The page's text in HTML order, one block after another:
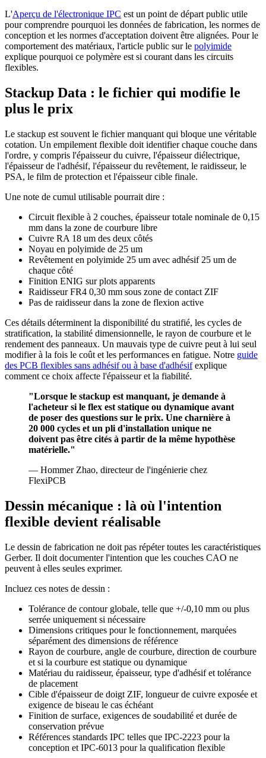
L'Aperçu de l'électronique IPC est un point de départ public utile
pour comprendre pourquoi les données de fabrication, les normes de
conception et les normes d'acceptation doivent être alignées. Pour le
comportement des matériaux, l'article public sur le polyimide
explique pourquoi ce polymère est si courant dans les circuits
flexibles.
Stackup Data : le fichier qui modifie le
plus le prix
Le stackup est souvent le fichier manquant qui bloque une véritable
cotation. Un empilement flexible doit identifier chaque couche dans
l'ordre, y compris l'épaisseur du cuivre, l'épaisseur diélectrique,
l'épaisseur de l'adhésif, l'épaisseur du revêtement, le raidisseur, le
PSA, le film de protection et l'épaisseur cible finale.
Une note de cumul utilisable pourrait dire :
Circuit flexible à 2 couches, épaisseur totale nominale de 0,15
mm dans la zone de courbure libre
Cuivre RA 18 um des deux côtés
Noyau en polyimide de 25 um
Revêtement en polyimide 25 um avec adhésif 25 um de
chaque côté
Finition ENIG sur plots apparents
Raidisseur FR4 0,30 mm sous zone de contact ZIF
Pas de raidisseur dans la zone de flexion active
Ces détails déterminent la disponibilité du stratifié, les cycles de
stratification, la stabilité dimensionnelle, le rayon de courbure et le
rendement des panneaux. Un mauvais type de cuivre peut à lui seul
modifier à la fois le coût et les performances en fatigue. Notre guide
des PCB flexibles sans adhésif ou à base d'adhésifexplique
comment ce choix affecte l'épaisseur et la fiabilité.
"Lorsque le stackup est manquant, je demande à
l'acheteur si le flex est statique ou dynamique avant
de poser des questions sur le prix. Une charnière à
20 000 cycles et un pli d'installation unique ne
doivent pas être cités à partir de la même hypothèse
matérielle."
— Hommer Zhao, directeur de l'ingénierie chez
FlexiPCB
Dessin mécanique : là où l'intention
flexible devient réalisable
Le dessin de fabrication ne doit pas répéter toutes les caractéristiques
Gerber. Il doit documenter l'intention que les couches CAO ne
peuvent à elles seules exprimer.
Incluez ces notes de dessin :
Tolérance de contour globale, telle que +/-0,10 mm ou plus
serrée uniquement si nécessaire
Dimensions critiques pour le fonctionnement, marquées
séparément des dimensions de référence
Rayon de courbure, angle de courbure, direction de courbure
et si la courbure est statique ou dynamique
Matériau du raidisseur, épaisseur, type d'adhésif et tolérance
de placement
Cible d'épaisseur de doigt ZIF, longueur de cuivre exposée et
exigence de biseau le cas échéant
Finition de surface, exigences de soudabilité et durée de
conservation prévue
Références standards IPC telles que IPC-2223 pour la
conception et IPC-6013 pour la qualification flexible